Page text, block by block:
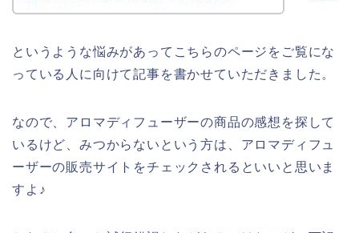
というような悩みがあってこちらのページをご覧にな
っている人に向けて記事を書かせていただきました。
なので、アロマディフューザーの商品の感想を探して
いるけど、みつからないという方は、アロマディフュ
ーザーの販売サイトをチェックされるといいと思いま
すよ♪